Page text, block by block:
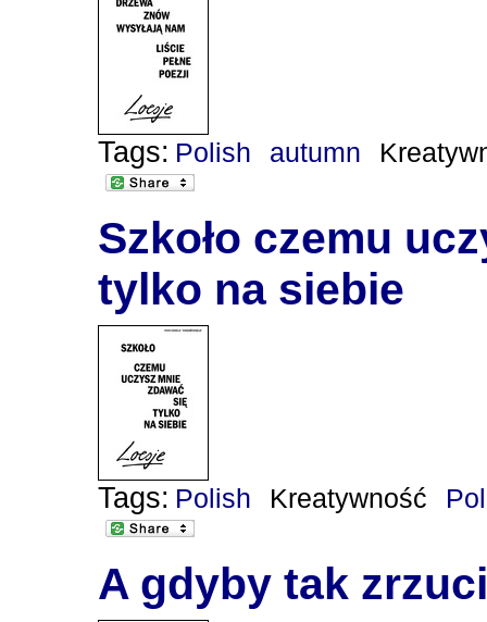
Tags: Polish autumn
Szkoło czemu
tylko na siebie
Tags: Polish Kreatywność
A gdyby tak